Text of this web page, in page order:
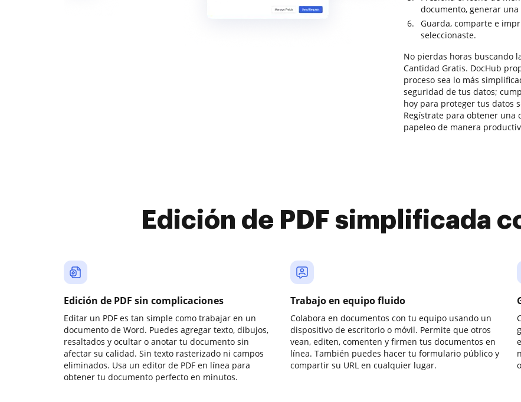
documento, generar
Guarda, comparte e
seleccionaste.
No pierdas horas buscando
Cantidad Gratis. DocHub
proceso sea lo más
seguridad de tus datos;
hoy para proteger tus datos
Regístrate para obtener una
papeleo de manera
Edición de PDF simplificada
Edición de PDF sin complicaciones
Editar un PDF es tan simple como trabajar en un
documento de Word. Puedes agregar texto, dibujos,
resaltados y ocultar o anotar tu documento sin
afectar su calidad. Sin texto rasterizado ni campos
eliminados. Usa un editor de PDF en línea para
obtener tu documento perfecto en minutos.
Trabajo en equipo fluido
Colabora en documentos con tu equipo usando un
dispositivo de escritorio o móvil. Permite que otros
vean, editen, comenten y firmen tus documentos en
línea. También puedes hacer tu formulario público y
compartir su URL en cualquier lugar.